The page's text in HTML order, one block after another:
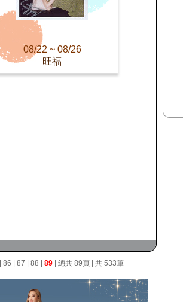
08/22 ~ 08/26
旺福
86 87 88 89 | 總共 89頁 | 共 533筆